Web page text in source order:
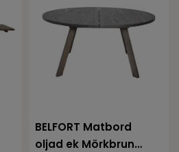
BELFORT Matbord
oljad ek Mörkbrun